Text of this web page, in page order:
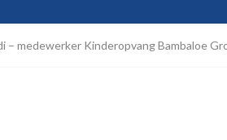
– medewerker Kinderopvang Bambaloe